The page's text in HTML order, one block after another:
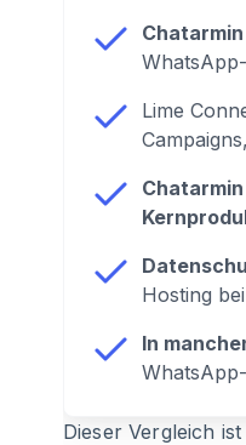
Lime
Hosting
In
Dieser Vergleich